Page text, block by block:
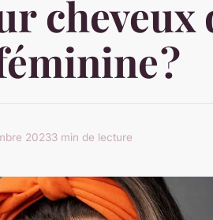
cheveux
?
20233 min de lecture